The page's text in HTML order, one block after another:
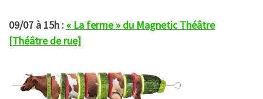
09/07 à 15h : « La ferme » du Magnetic Théâtre
[Théâtre de rue]